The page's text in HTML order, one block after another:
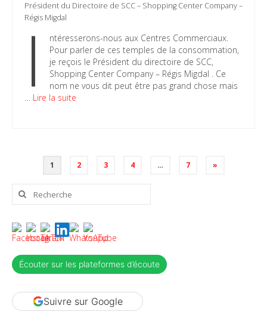
Président du Directoire de SCC – Shopping Center Company –
Régis Migdal
I
ntéresserons-nous aux Centres Commerciaux.
Pour parler de ces temples de la consommation,
je reçois le Président du directoire de SCC,
Shopping Center Company – Régis Migdal . Ce
nom ne vous dit peut être pas grand chose mais
… Lire la suite
Pagination
publications
1 2 3 4 … 7 »
Rechercher
Écouter sur les plateformes d’écoute
Suivre sur Google